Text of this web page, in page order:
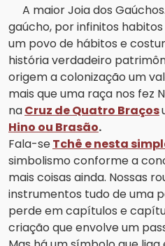
A maior Joia dos
gaúcho, por infinitos
um povo de hábitos e
história verdadeiro
origem a colonização um
mais que uma raça nos fez
naCruz de Quatro Braços
Hino ou Brasão.
Fala-seTchê e nesta
simbolismo conforme a
mais coisas ainda. Nossas
instrumentos tudo de uma
perde em capítulos e
criação que envolve um